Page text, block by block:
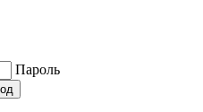
Пароль